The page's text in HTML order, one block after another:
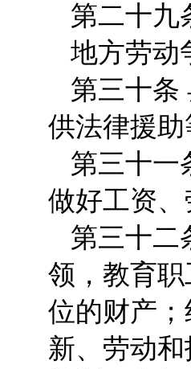
第二十九
地方劳动
第三十条
供法律援助
第三十一
做好工资
第三十二
领，教育
位的财产
新、劳动